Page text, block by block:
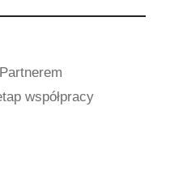
współpracy